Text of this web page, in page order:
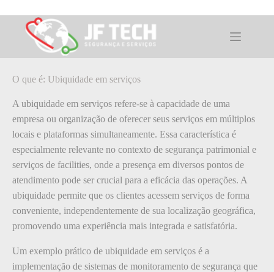
para
conteúdoO que é: Ubiquidade em serviços
O que é: Ubiquidade em serviços
A ubiquidade em serviços refere-se à capacidade de uma
empresa ou organização de oferecer seus serviços em múltiplos
locais e plataformas simultaneamente. Essa característica é
especialmente relevante no contexto de segurança patrimonial e
serviços de facilities, onde a presença em diversos pontos de
atendimento pode ser crucial para a eficácia das operações. A
ubiquidade permite que os clientes acessem serviços de forma
conveniente, independentemente de sua localização geográfica,
promovendo uma experiência mais integrada e satisfatória.
Um exemplo prático de ubiquidade em serviços é a
implementação de sistemas de monitoramento de segurança que